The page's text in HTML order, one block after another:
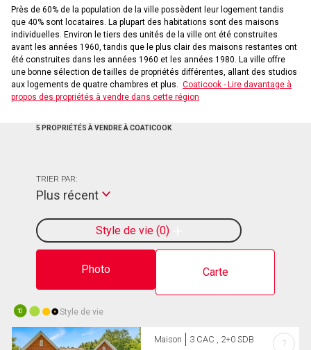
Près de 60% de la population de la ville possèdent leur logement tandis
que 40% sont locataires. La plupart des habitations sont des maisons
individuelles. Environ le tiers des unités de la ville ont été construites
avant les années 1960, tandis que le plus clair des maisons restantes ont
été construites dans les années 1960 et les années 1980. La ville offre
une bonne sélection de tailles de propriétés différentes, allant des studios
aux logements de quatre chambres et plus. Coaticook - Lire davantage à
propos des propriétés à vendre dans cette région
5 PROPRIÉTÉS À VENDRE À COATICOOK
Photo Carte
Style de vie 0
TRIER PAR:
Plus récent
10 Style de vie
Maison 3 CAC , 2+0 SDB ?